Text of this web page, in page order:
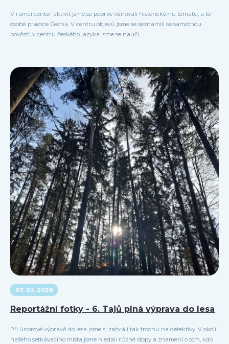
V rámci center aktivit jsme se poprvé věnovali historickému tématu, a to
osobě praotce Čecha. V centru objevů jsme se seznámili se samotnou
pověstí, v centru českého jazyka jsme se nauči...
07. 03. 2026
Reportážní fotky - 6. Tajů plná výprava do lesa
Při únorové výpravě do lesa jsme si zahráli tak trochu na detektivy. V okolí
našeho setkávacího místa jsme hledali různé stopy a znamení o tom, kdo